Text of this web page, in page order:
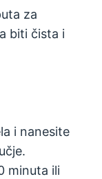
za
biti čista i
i nanesite
minuta ili